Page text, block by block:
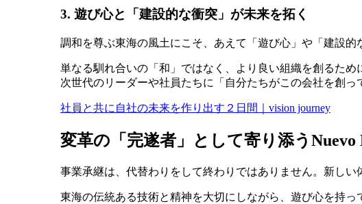
3. 遊び心と「建設的な衝突」が未来を拓く
調和を尊ぶ東海の風土にこそ、あえて「遊び心」や「建設的
単なる馴れ合いの「和」ではなく、より良い組織を創るた
次世代のリーダーや社員たちに「自分たちがこの会社を創っ
社員と共に自社の未来を作り出す２日間｜vision journey
変革の「完遂者」として寄り添うNuevo
事業承継は、代替わりをして終わりではありません。新し
東海の伝統ある技術と精神を大切にしながら、遊び心を持